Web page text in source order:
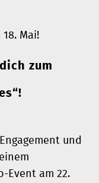
Mai!
zum
und
Event am 22.